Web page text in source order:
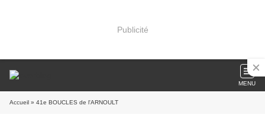
Publicité
MENU
Accueil » 41e BOUCLES de l'ARNOULT